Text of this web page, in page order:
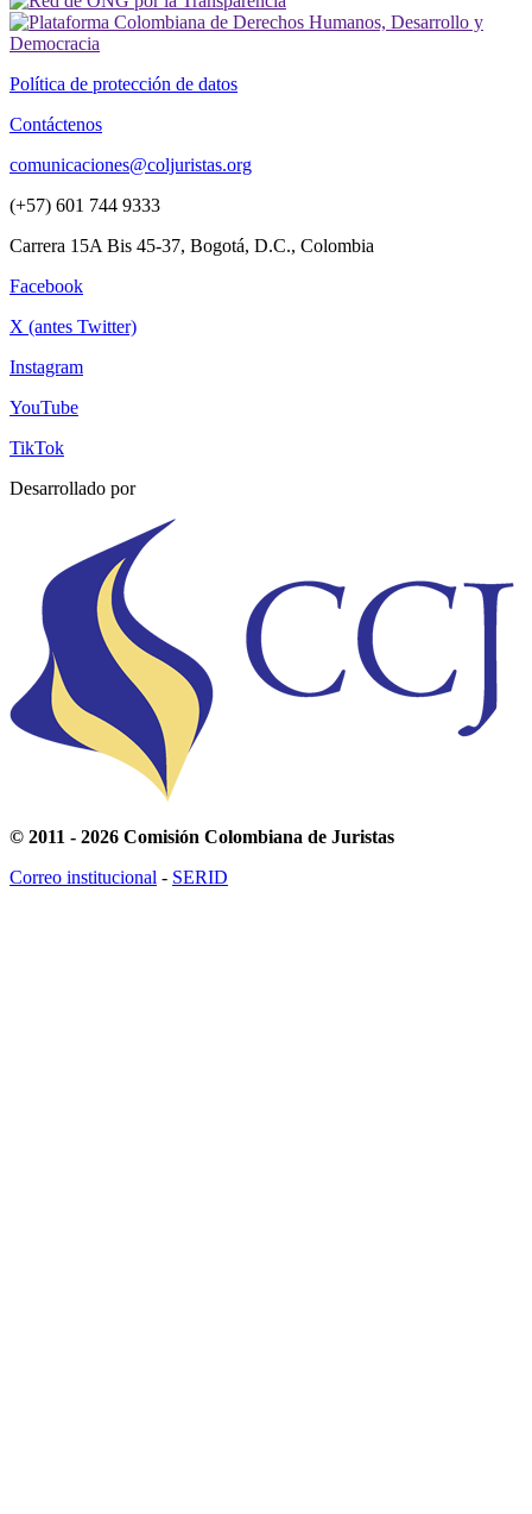
Política de protección de datos
Contáctenos
comunicaciones@coljuristas.org
(+57) 601 744 9333
Carrera 15A Bis 45-37, Bogotá, D.C., Colombia
Facebook
X (antes Twitter)
Instagram
YouTube
TikTok
Desarrollado por
© 2011 - 2026 Comisión Colombiana de Juristas
Correo institucional - SERID